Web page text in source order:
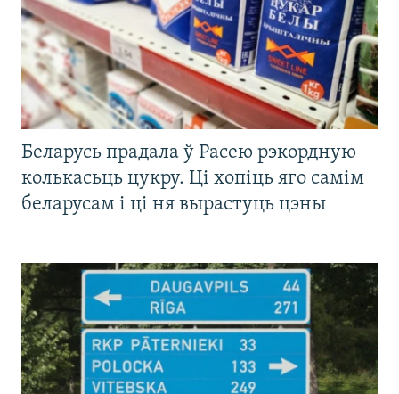
Беларусь прадала ў Расею рэкордную
колькасьць цукру. Ці хопіць яго самім
беларусам і ці ня вырастуць цэны